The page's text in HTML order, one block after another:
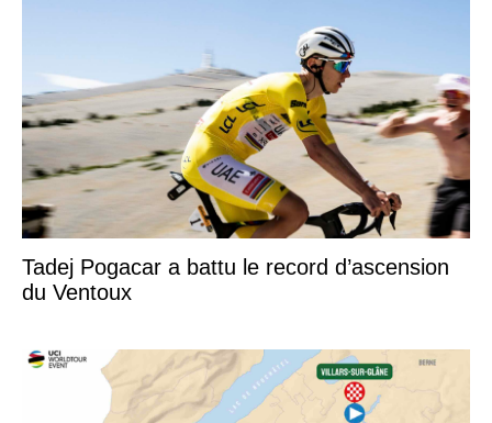
Tadej Pogacar a battu le record d’ascension
du Ventoux